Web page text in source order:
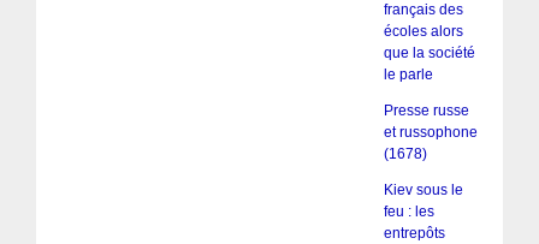
français des
écoles alors
que la société
le parle
Presse russe
et russophone
(1678)
Kiev sous le
feu : les
entrepôts